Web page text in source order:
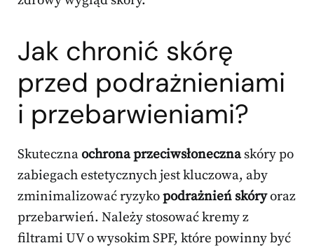
Jak chronić skórę
przed podrażnieniami
i przebarwieniami?
Skutecznaochrona przeciwsłonecznaskóry po
zabiegach estetycznych jest kluczowa, aby
zminimalizować ryzykopodrażnień skóryoraz
przebarwień. Należy stosować kremy z
filtrami UV o wysokim SPF, które powinny być